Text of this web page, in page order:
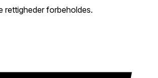
rettigheder forbeholdes.